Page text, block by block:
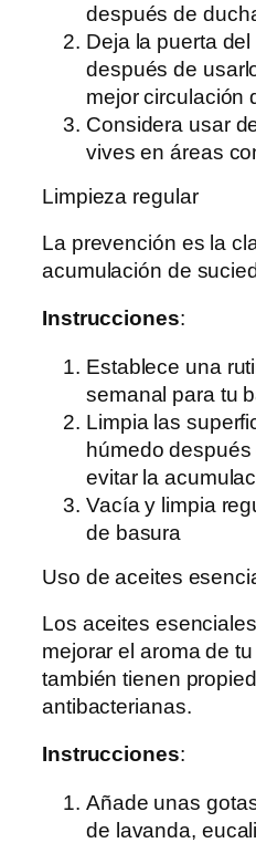
después de
Deja la puerta
después de
mejor circulación
Considera usar
vives en áreas
Limpieza regular
La prevención es la
acumulación de
Instrucciones:
Establece una
semanal para tu
Limpia las
húmedo
evitar la
Vacía y limpia
de basura
Uso de aceites
Los aceites
mejorar el aroma de
también tienen
antibacterianas.
Instrucciones:
Añade unas
de lavanda,